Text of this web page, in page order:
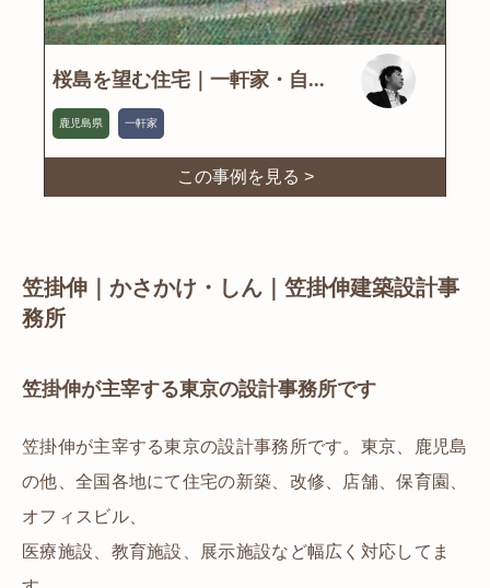
桜島を望む住宅｜一軒家・自...
鹿児島県 一軒家
この事例を見る >
笠掛伸｜かさかけ・しん｜笠掛伸建築設計事
務所
笠掛伸が主宰する東京の設計事務所です
笠掛伸が主宰する東京の設計事務所です。東京、鹿児島
の他、全国各地にて住宅の新築、改修、店舗、保育園、
オフィスビル、
医療施設、教育施設、展示施設など幅広く対応してま